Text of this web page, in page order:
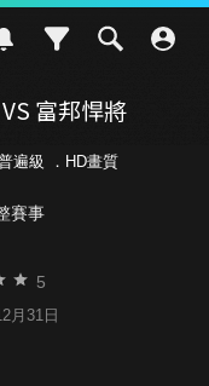
富邦悍將
遍級 ．HD畫質
賽事
5
月31日